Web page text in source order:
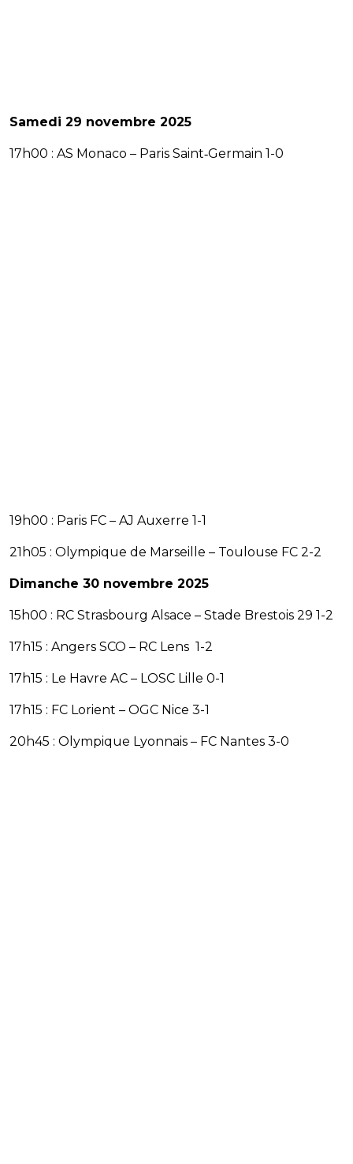
Samedi 29 novembre 2025
17h00 : AS Monaco – Paris Saint‑Germain 1-0
19h00 : Paris FC – AJ Auxerre 1-1
21h05 : Olympique de Marseille – Toulouse FC 2-2
Dimanche 30 novembre 2025
15h00 : RC Strasbourg Alsace – Stade Brestois 29 1-2
17h15 : Angers SCO – RC Lens 1-2
17h15 : Le Havre AC – LOSC Lille 0-1
17h15 : FC Lorient – OGC Nice 3-1
20h45 : Olympique Lyonnais – FC Nantes 3-0